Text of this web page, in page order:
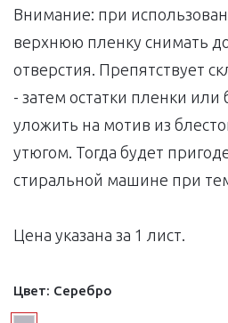
Внимание: при
верхнюю пленку снимать
отверстия. Препятствует
- затем остатки пленки или
уложить на мотив из
утюгом. Тогда будет
стиральной машине при
Цена указана за 1 лист.
Цвет: Серебро